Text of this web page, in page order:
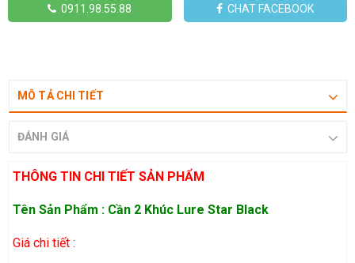
0911.98.55.88 CHAT FACEBOOK
MÔ TẢ CHI TIẾT
ĐÁNH GIÁ
THÔNG TIN CHI TIẾT SẢN PHẨM
Tên Sản Phẩm : Cần 2 Khúc Lure Star Black
Giá chi tiết :